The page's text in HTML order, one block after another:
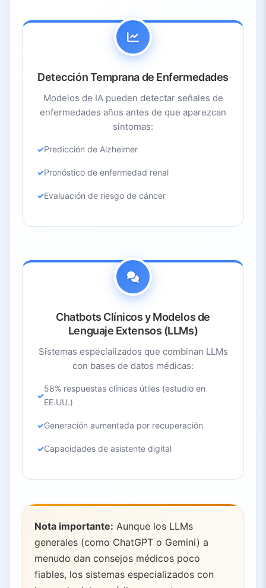
Detección Temprana de Enfermedades
Modelos de IA pueden detectar señales de
enfermedades años antes de que aparezcan
síntomas:
Predicción de Alzheimer
Pronóstico de enfermedad renal
Evaluación de riesgo de cáncer
Chatbots Clínicos y Modelos de
Lenguaje Extensos (LLMs)
Sistemas especializados que combinan LLMs
con bases de datos médicas:
58% respuestas clínicas útiles (estudio en
EE.UU.)
Generación aumentada por recuperación
Capacidades de asistente digital
Nota importante: Aunque los LLMs
generales (como ChatGPT o Gemini) a
menudo dan consejos médicos poco
fiables, los sistemas especializados con